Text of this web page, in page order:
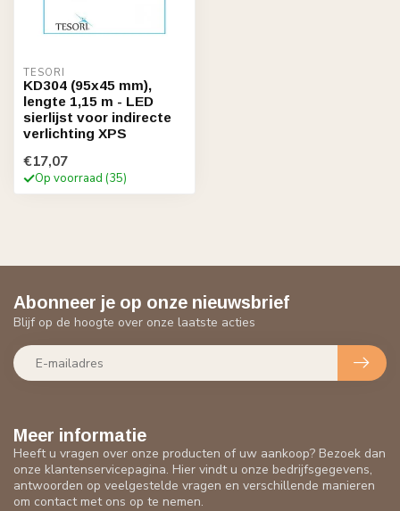
TESORI
KD304 (95x45 mm),
lengte 1,15 m - LED
sierlijst voor indirecte
verlichting XPS
€17,07
Op voorraad (35)
Meer informatie
Heeft u vragen over onze producten of uw aankoop? Bezoek dan
onze klantenservicepagina. Hier vindt u onze bedrijfsgegevens,
antwoorden op veelgestelde vragen en verschillende manieren
om contact met ons op te nemen.
Abonneer je op onze nieuwsbrief
Blijf op de hoogte over onze laatste acties